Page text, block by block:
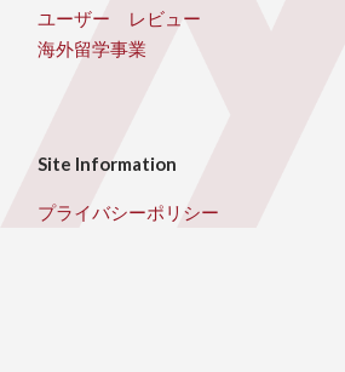
ユーザー レビュー
海外留学事業
Site Information
プライバシーポリシー